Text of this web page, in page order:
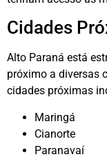
Cidades
Alto Paraná está
próximo a diversas
cidades próximas
Maringá
Cianorte
Paranavaí